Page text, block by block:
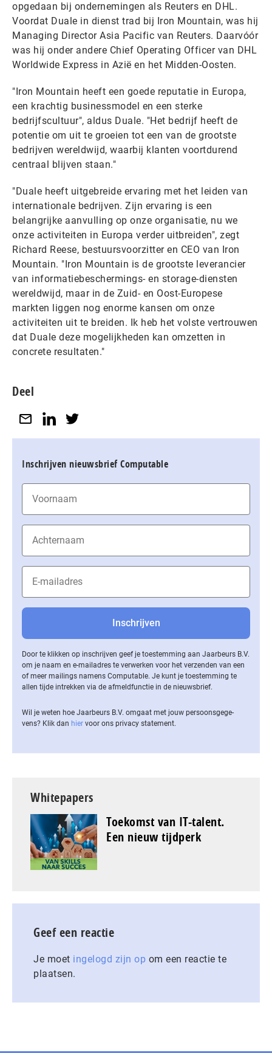
opgedaan bij ondernemingen als Reuters en DHL.
Voordat Duale in dienst trad bij Iron Mountain, was hij
Managing Director Asia Pacific van Reuters. Daarvóór
was hij onder andere Chief Operating Officer van DHL
Worldwide Express in Azië en het Midden-Oosten.
"Iron Mountain heeft een goede reputatie in Europa,
een krachtig businessmodel en een sterke
bedrijfscultuur", aldus Duale. "Het bedrijf heeft de
potentie om uit te groeien tot een van de grootste
bedrijven wereldwijd, waarbij klanten voortdurend
centraal blijven staan."
"Duale heeft uitgebreide ervaring met het leiden van
internationale bedrijven. Zijn ervaring is een
belangrijke aanvulling op onze organisatie, nu we
onze activiteiten in Europa verder uitbreiden", zegt
Richard Reese, bestuursvoorzitter en CEO van Iron
Mountain. "Iron Mountain is de grootste leverancier
van informatiebeschermings- en storage-diensten
wereldwijd, maar in de Zuid- en Oost-Europese
markten liggen nog enorme kansen om onze
activiteiten uit te breiden. Ik heb het volste vertrouwen
dat Duale deze mogelijkheden kan omzetten in
concrete resultaten."
Deel
Inschrijven nieuwsbrief Computable
Door te klikken op inschrijven geef je toestemming aan Jaarbeurs B.V.
om je naam en e-mailadres te verwerken voor het verzenden van een
of meer mailings namens Computable. Je kunt je toestemming te
allen tijde intrekken via de af­meld­func­tie in de nieuwsbrief.
Wil je weten hoe Jaarbeurs B.V. omgaat met jouw per­soons­ge­ge­
vens? Klik dan hier voor ons privacy statement.
Whitepapers
Toekomst van IT-talent.
Een nieuw tijdperk
Geef een reactie
Je moet ingelogd zijn op om een reactie te
plaatsen.